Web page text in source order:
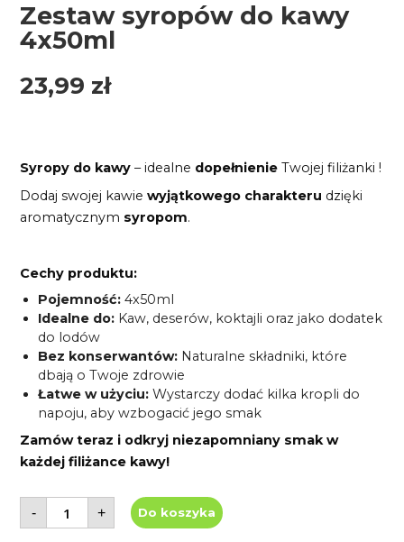
Zestaw syropów do kawy
4x50ml
23,99 zł
Syropy do kawy – idealne dopełnienie Twojej filiżanki !
Dodaj swojej kawiewyjątkowego charakteru dzięki
aromatycznym syropom.
Cechy produktu:
Pojemność: 4x50ml
Idealne do: Kaw, deserów, koktajli oraz jako dodatek
do lodów
Bez konserwantów: Naturalne składniki, które
dbają o Twoje zdrowie
Łatwe w użyciu: Wystarczy dodać kilka kropli do
napoju, aby wzbogacić jego smak
Zamów teraz i odkryj niezapomniany smak w
każdej filiżance kawy!
-
ilość
Zestaw
syropów
+ Do koszyka